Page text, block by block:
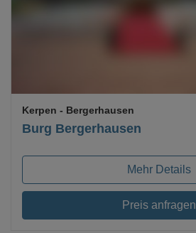
Burg Bergerhausen
Kerpen - Bergerhausen
Mehr Details
Preis anfragen